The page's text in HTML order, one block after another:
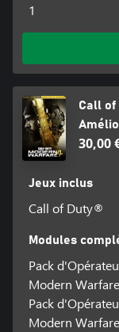
1
Call
30,00
Jeux inclus
Call of Duty®
Modules
Pack
Modern
Pack
Modern